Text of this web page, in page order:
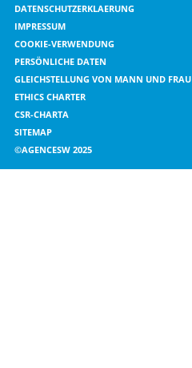
DATENSCHUTZERKLAERUNG
IMPRESSUM
COOKIE-VERWENDUNG
PERSÖNLICHE DATEN
GLEICHSTELLUNG VON MANN UND FRAU
ETHICS CHARTER
CSR-CHARTA
SITEMAP
©AGENCESW 2025